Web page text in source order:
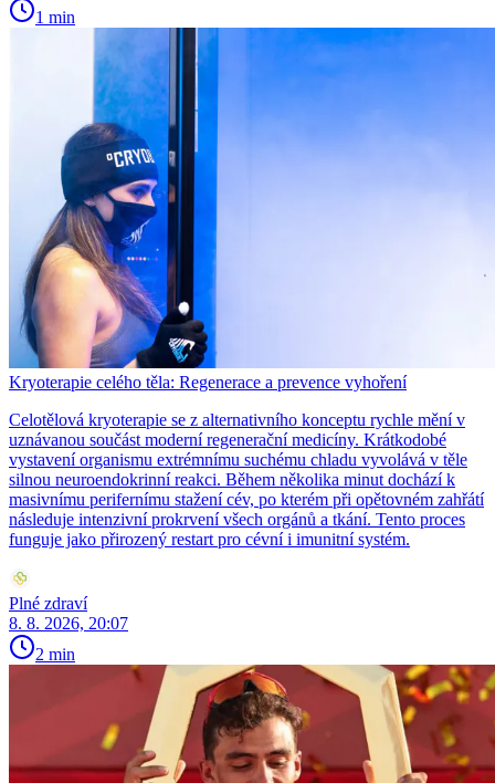
1 min
Kryoterapie celého těla: Regenerace a prevence vyhoření
Celotělová kryoterapie se z alternativního konceptu rychle mění v
uznávanou součást moderní regenerační medicíny. Krátkodobé
vystavení organismu extrémnímu suchému chladu vyvolává v těle
silnou neuroendokrinní reakci. Během několika minut dochází k
masivnímu perifernímu stažení cév, po kterém při opětovném zahřátí
následuje intenzivní prokrvení všech orgánů a tkání. Tento proces
funguje jako přirozený restart pro cévní i imunitní systém.
Plné zdraví
8. 8. 2026, 20:07
2 min